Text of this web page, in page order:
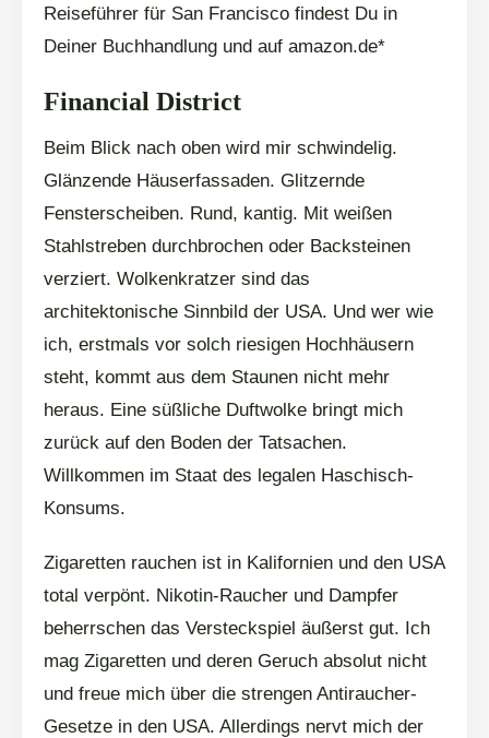
Reiseführer für San Francisco findest Du in
Deiner Buchhandlung und auf amazon.de*
Financial District
Beim Blick nach oben wird mir schwindelig.
Glänzende Häuserfassaden. Glitzernde
Fensterscheiben. Rund, kantig. Mit weißen
Stahlstreben durchbrochen oder Backsteinen
verziert. Wolkenkratzer sind das
architektonische Sinnbild der USA. Und wer wie
ich, erstmals vor solch riesigen Hochhäusern
steht, kommt aus dem Staunen nicht mehr
heraus. Eine süßliche Duftwolke bringt mich
zurück auf den Boden der Tatsachen.
Willkommen im Staat des legalen Haschisch-
Konsums.
Zigaretten rauchen ist in Kalifornien und den USA
total verpönt. Nikotin-Raucher und Dampfer
beherrschen das Versteckspiel äußerst gut. Ich
mag Zigaretten und deren Geruch absolut nicht
und freue mich über die strengen Antiraucher-
Gesetze in den USA. Allerdings nervt mich der